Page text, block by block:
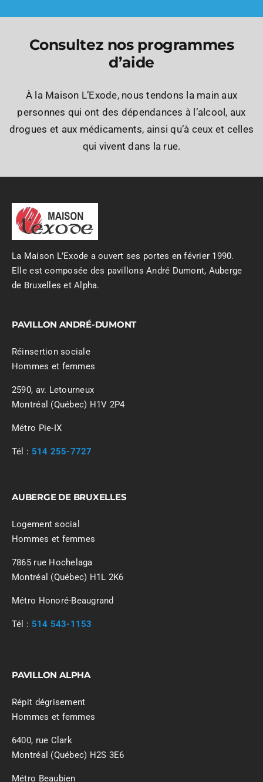
Consultez nos programmes
d’aide
À la Maison L’Exode, nous tendons la main aux
personnes qui ont des dépendances à l’alcool, aux
drogues et aux médicaments, ainsi qu’à ceux et celles
qui vivent dans la rue.
La Maison L’Exode a ouvert ses portes en février 1990.
Elle est composée des pavillons André Dumont, Auberge
de Bruxelles et Alpha.
PAVILLON ANDRÉ-DUMONT
Réinsertion sociale
Hommes et femmes
2590, av. Letourneux
Montréal (Québec) H1V 2P4
Métro Pie-IX
Tél : 514 255-7727
AUBERGE DE BRUXELLES
Logement social
Hommes et femmes
7865 rue Hochelaga
Montréal (Québec) H1L 2K6
Métro Honoré-Beaugrand
Tél : 514 543-1153
PAVILLON ALPHA
Répit dégrisement
Hommes et femmes
6400, rue Clark
Montréal (Québec) H2S 3E6
Métro Beaubien